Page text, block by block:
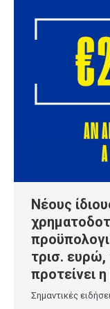
Νέους
τρισ. ευρώ,
προτείνει
Σημαντικές